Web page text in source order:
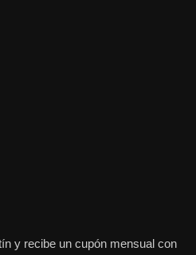
y recibe un cupón mensual con